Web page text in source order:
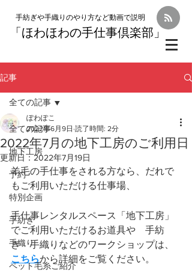
手紡ぎや手織りのやり方など動画で説明
「 ほわほわの手仕事倶楽部」
記事
全ての記事
地下工房
予約
特別企画
手紡ぎ
手織り
ペット毛糸ご紹介
全ての記事
2022年7月の地下工房のご利用日
ぽわぽこ
2022年6月9日 読了時間: 2分
更新日：2022年7月19日
羊毛の手仕事をされる方なら、だれで
もご利用いただける仕事場、
手仕事レンタルスペース「地下工房」
でご利用いただけるお道具や　手紡
ぎ　手織りなどのワークショップは、
こちらから詳細をご覧ください。